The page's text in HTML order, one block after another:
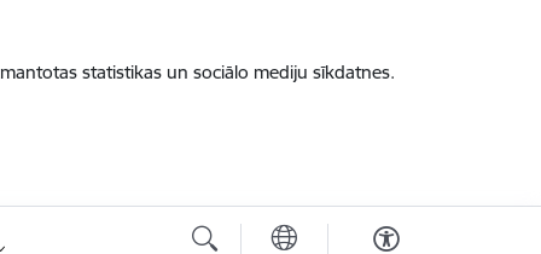
statistikas un sociālo mediju sīkdatnes.